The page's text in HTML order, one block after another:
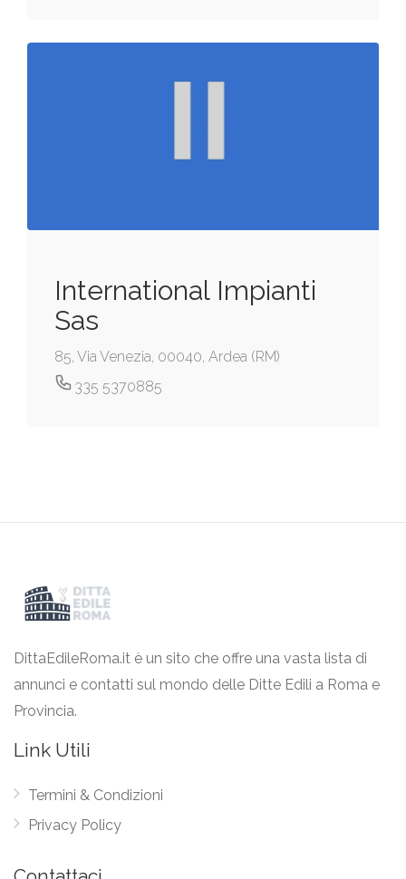
International Impianti
Sas
85, Via Venezia, 00040, Ardea (RM)
335 5370885
DittaEdileRoma.it è un sito che offre una vasta lista di
annunci e contatti sul mondo delle Ditte Edili a Roma e
Provincia.
Link Utili
Termini & Condizioni
Privacy Policy